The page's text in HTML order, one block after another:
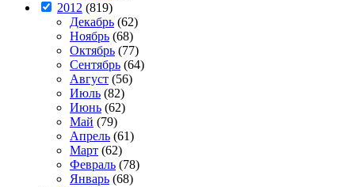
2012 (819)
Декабрь (62)
Ноябрь (68)
Октябрь (77)
Сентябрь (64)
Август (56)
Июль (82)
Июнь (62)
Май (79)
Апрель (61)
Март (62)
Февраль (78)
Январь (68)